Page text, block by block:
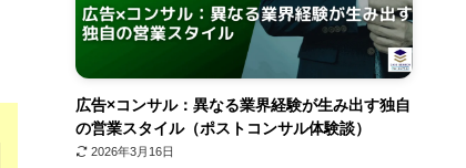
広告×コンサル：異なる業界経験が生み出す独自
の営業スタイル（ポストコンサル体験談）
2026年3月16日